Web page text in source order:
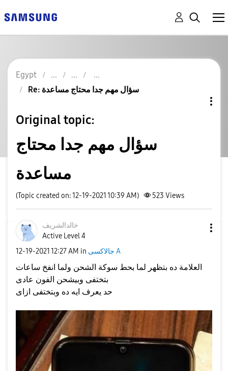
Egypt
Re: سؤال مهم جدا محتاج مساعدة
Original topic:
سؤال مهم جدا محتاج
مساعدة
(Topic created on: 12-19-2021 10:39 AM) 523 Views
خالدالشريف
Active Level 4
‎12-19-2021 12:27 AM in جالاكسى A
العلامة ده بتظهر لما بحط سوكة الشحن ولما انفخ ساعات